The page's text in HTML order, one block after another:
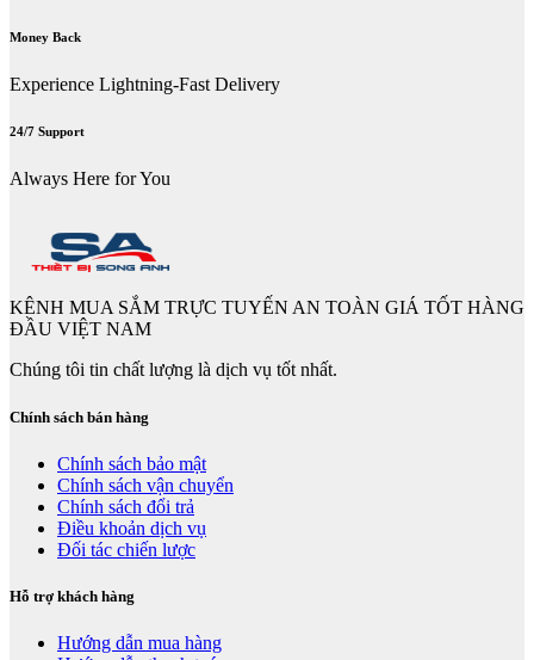
Money Back
Experience Lightning-Fast Delivery
24/7 Support
Always Here for You
KÊNH MUA SẮM TRỰC TUYẾN AN TOÀN GIÁ TỐT HÀNG
ĐẦU VIỆT NAM
Chúng tôi tin chất lượng là dịch vụ tốt nhất.
Chính sách bán hàng
Chính sách bảo mật
Chính sách vận chuyển
Chính sách đổi trả
Điều khoản dịch vụ
Đối tác chiến lược
Hỗ trợ khách hàng
Hướng dẫn mua hàng